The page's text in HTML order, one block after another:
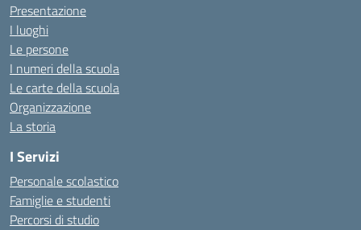
Presentazione
I luoghi
Le persone
I numeri della scuola
Le carte della scuola
Organizzazione
La storia
I Servizi
Personale scolastico
Famiglie e studenti
Percorsi di studio